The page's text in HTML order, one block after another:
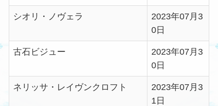
シオリ・ノヴェラ
2023年07月3
0日
古石ビジュー
2023年07月3
0日
ネリッサ・レイヴンクロフト
2023年07月3
1日